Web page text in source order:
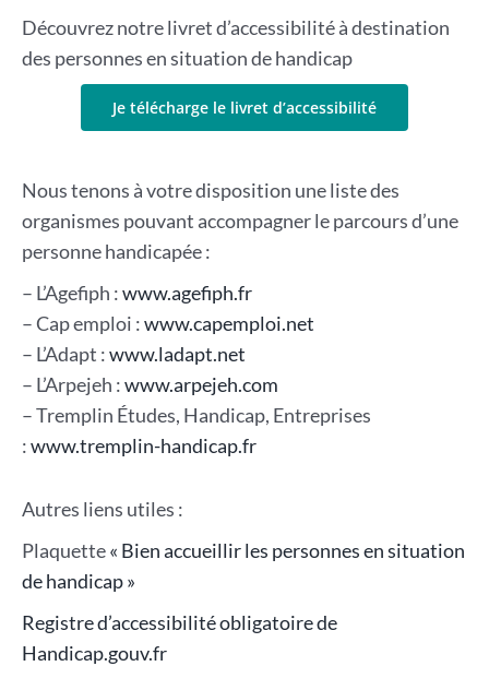
Découvrez notre livret d’accessibilité à destination
des personnes en situation de handicap
Je télécharge le livret d’accessibilité
Nous tenons à votre disposition une liste des
organismes pouvant accompagner le parcours d’une
personne handicapée :
– L’Agefiph :www.agefiph.fr
– Cap emploi :www.capemploi.net
– L’Adapt :www.ladapt.net
– L’Arpejeh :www.arpejeh.com
– Tremplin Études, Handicap, Entreprises
:www.tremplin-handicap.fr
Autres liens utiles :
Plaquette« Bien accueillir les personnes en situation
de handicap »
Registre d’accessibilité obligatoire de
Handicap.gouv.fr